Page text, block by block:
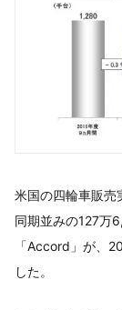
米国の四輪車販売
同期並みの127万
「Accord」が、
した。